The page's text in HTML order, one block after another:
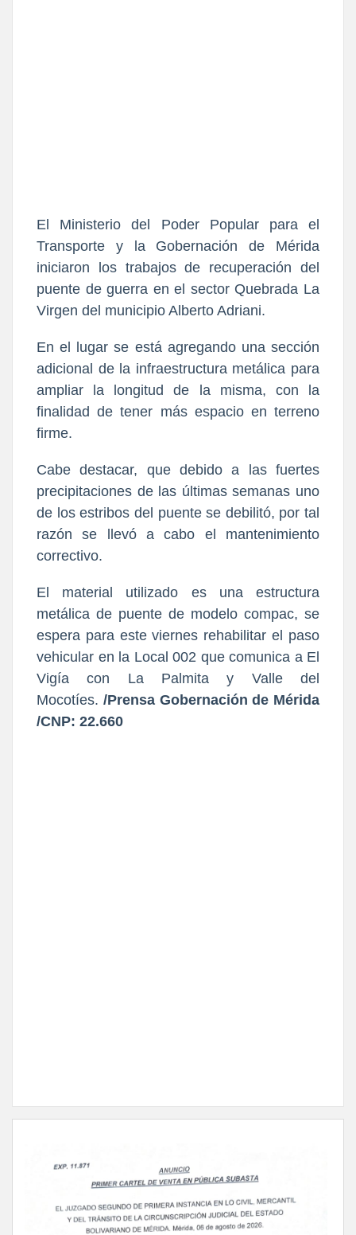
El Ministerio del Poder Popular para el
Transporte y la Gobernación de Mérida
iniciaron los trabajos de recuperación del
puente de guerra en el sector Quebrada La
Virgen del municipio Alberto Adriani.
En el lugar se está agregando una sección
adicional de la infraestructura metálica para
ampliar la longitud de la misma, con la
finalidad de tener más espacio en terreno
firme.
Cabe destacar, que debido a las fuertes
precipitaciones de las últimas semanas uno
de los estribos del puente se debilitó, por tal
razón se llevó a cabo el mantenimiento
correctivo.
El material utilizado es una estructura
metálica de puente de modelo compac, se
espera para este viernes rehabilitar el paso
vehicular en la Local 002 que comunica a El
Vigía con La Palmita y Valle del
Mocotíes. /Prensa Gobernación de Mérida
/CNP: 22.660